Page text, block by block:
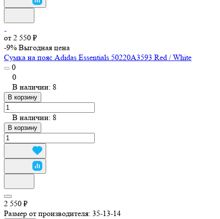
от 2 550 ₽
-9% Выгодная цена
Сумка на пояс Adidas Essentials 50220A3593 Red / White
0
0
В наличии: 8
В корзину
В наличии: 8
В корзину
2 550 ₽
Размер от производителя: 35-13-14